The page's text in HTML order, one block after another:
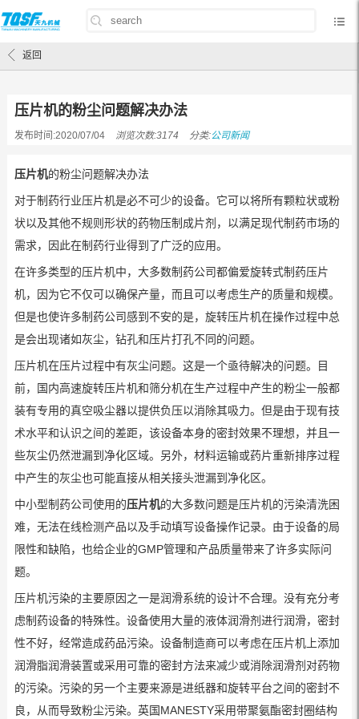
首页/公司新闻 压片机的粉尘问题解决办法
返回
压片机的粉尘问题解决办法
发布时间:2020/07/04 浏览次数:3174 分类:公司新闻
压片机的粉尘问题解决办法
对于制药行业压片机是必不可少的设备。它可以将所有颗粒状或粉
状以及其他不规则形状的药物压制成片剂，以满足现代制药市场的
需求，因此在制药行业得到了广泛的应用。
在许多类型的压片机中，大多数制药公司都偏爱旋转式制药压片
机，因为它不仅可以确保产量，而且可以考虑生产的质量和规模。
但是也使许多制药公司感到不安的是，旋转压片机在操作过程中总
是会出现诸如灰尘，钻孔和压片打孔不同的问题。
压片机在压片过程中有灰尘问题。这是一个亟待解决的问题。目
前，国内高速旋转压片机和筛分机在生产过程中产生的粉尘一般都
装有专用的真空吸尘器以提供负压以消除其吸力。但是由于现有技
术水平和认识之间的差距，该设备本身的密封效果不理想，并且一
些灰尘仍然泄漏到净化区域。另外，材料运输或药片重新排序过程
中产生的灰尘也可能直接从相关接头泄漏到净化区。
中小型制药公司使用的压片机的大多数问题是压片机的污染清洗困
难，无法在线检测产品以及手动填写设备操作记录。由于设备的局
限性和缺陷，也给企业的GMP管理和产品质量带来了许多实际问
题。
压片机污染的主要原因之一是润滑系统的设计不合理。没有充分考
虑制药设备的特殊性。设备使用大量的液体润滑剂进行润滑，密封
性不好，经常造成药品污染。设备制造商可以考虑在压片机上添加
润滑脂润滑装置或采用可靠的密封方法来减少或消除润滑剂对药物
的污染。污染的另一个主要来源是进纸器和旋转平台之间的密封不
良，从而导致粉尘污染。英国MANESTY采用带聚氨酯密封圈结构